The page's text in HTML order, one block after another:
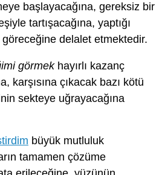
başlayacağına, gereksiz bir
tartışacağına, yaptığı
göreceğine delalet etmektedir.
görmekhayırlı kazanç
karşısına çıkacak bazı kötü
sekteye uğrayacağına
büyük mutluluk
tamamen çözüme